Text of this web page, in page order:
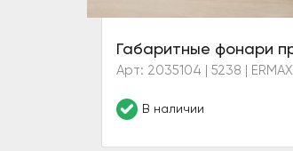
Арт: 2035104 | 5238 | ERMAX
В наличии